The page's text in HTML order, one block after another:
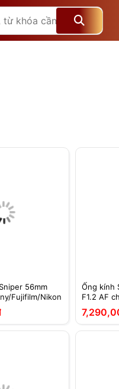
56mm
Fujifilm/Nikon
Ống kính
F1.2 AF